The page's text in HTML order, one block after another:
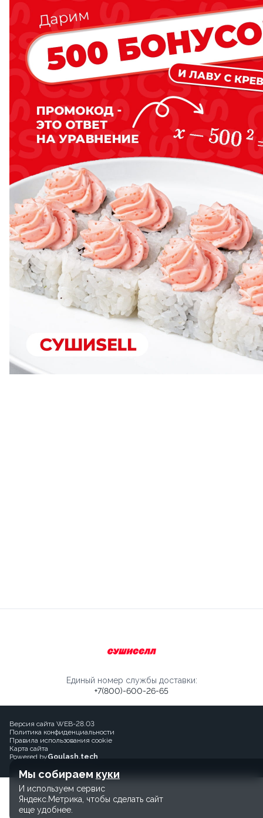
Единый номер службы доставки:
+7(800)-600-26-65
Мы собираем куки
И используем сервис
Яндекс.Метрика, чтобы сделать сайт
еще удобнее.
Версия сайта WEB-28.03
Политика конфиденциальности
Правила использования cookie
Карта сайта
Powered byGoulash.tech